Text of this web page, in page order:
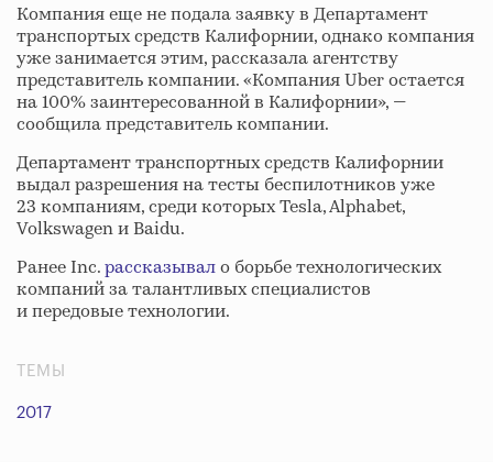
Компания еще не подала заявку в Департамент
транспортых средств Калифорнии, однако компания
уже занимается этим, рассказала агентству
представитель компании. «Компания Uber остается
на 100% заинтересованной в Калифорнии», —
сообщила представитель компании.
Департамент транспортных средств Калифорнии
выдал разрешения на тесты беспилотников уже
23 компаниям, среди которых Tesla, Alphabet,
Volkswagen и Baidu.
Ранее Inc.рассказывало борьбе технологических
компаний за талантливых специалистов
и передовые технологии.
ТЕМЫ
2017